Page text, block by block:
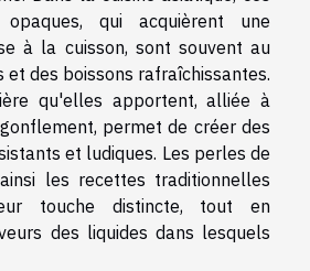
qui acquièrent une
à la cuisson, sont souvent au
des boissons rafraîchissantes.
qu'elles apportent, alliée à
permet de créer des
et ludiques. Les perles de
les recettes traditionnelles
touche distincte, tout en
des liquides dans lesquels